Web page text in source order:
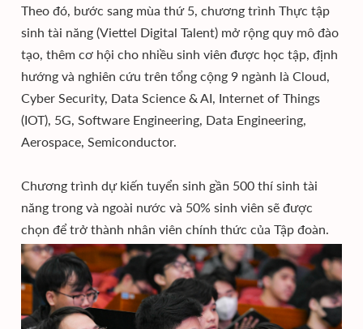
Theo đó, bước sang mùa thứ 5, chương trình Thực tập
sinh tài năng (Viettel Digital Talent) mở rộng quy mô đào
tạo, thêm cơ hội cho nhiều sinh viên được học tập, định
hướng và nghiên cứu trên tổng cộng 9 ngành là Cloud,
Cyber Security, Data Science & AI, Internet of Things
(IOT), 5G, Software Engineering, Data Engineering,
Aerospace, Semiconductor.
Chương trình dự kiến tuyển sinh gần 500 thí sinh tài
năng trong và ngoài nước và 50% sinh viên sẽ được
chọn để trở thành nhân viên chính thức của Tập đoàn.